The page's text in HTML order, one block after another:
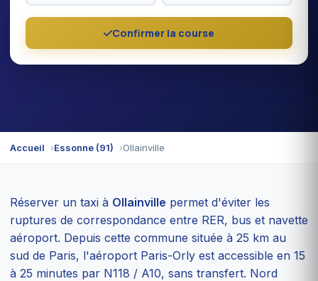
Confirmer la course
Accueil Essonne (91) Ollainville
Réserver un taxi à Ollainville permet d'éviter les
ruptures de correspondance entre RER, bus et navette
aéroport. Depuis cette commune située à 25 km au
sud de Paris, l'aéroport Paris-Orly est accessible en 15
à 25 minutes par N118 / A10, sans transfert. Nord